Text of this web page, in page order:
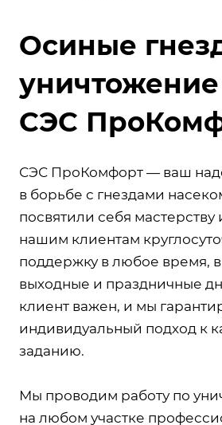
Осиные
СЭС
СЭС ПроКомфорт — ваш
в борьбе с гнездами
посвятили себя
нашим клиентам
поддержку в любое время,
выходные и праздничные
клиент важен, и мы
индивидуальный подход к
заданию.
Мы проводим работу по
на любом участке